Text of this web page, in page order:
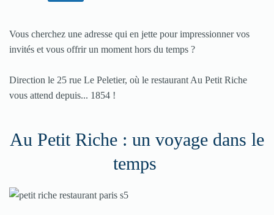
Vous cherchez une adresse qui en jette pour impressionner vos
invités et vous offrir un moment hors du temps ?
Direction le 25 rue Le Peletier, où le restaurant Au Petit Riche
vous attend depuis... 1854 !
Au Petit Riche : un voyage dans le
temps